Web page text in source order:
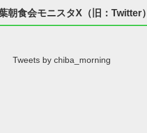
朝食会モニスタX（旧：Twitter）
Tweets by chiba_morning